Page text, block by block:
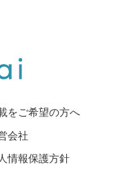
をご希望の方へ
会社
情報保護方針